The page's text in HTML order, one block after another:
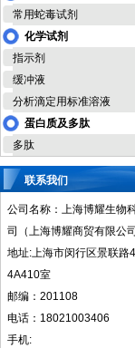
常用蛇毒试剂
化学试剂
指示剂
缓冲液
分析滴定用标准溶液
蛋白质及多肽
多肽
联系我们
公司名称：上海博耀生物
司（上海博耀商贸有限公司
地址:上海市闵行区景联路
4A410室
邮编：201108
电话：18021003406
手机: